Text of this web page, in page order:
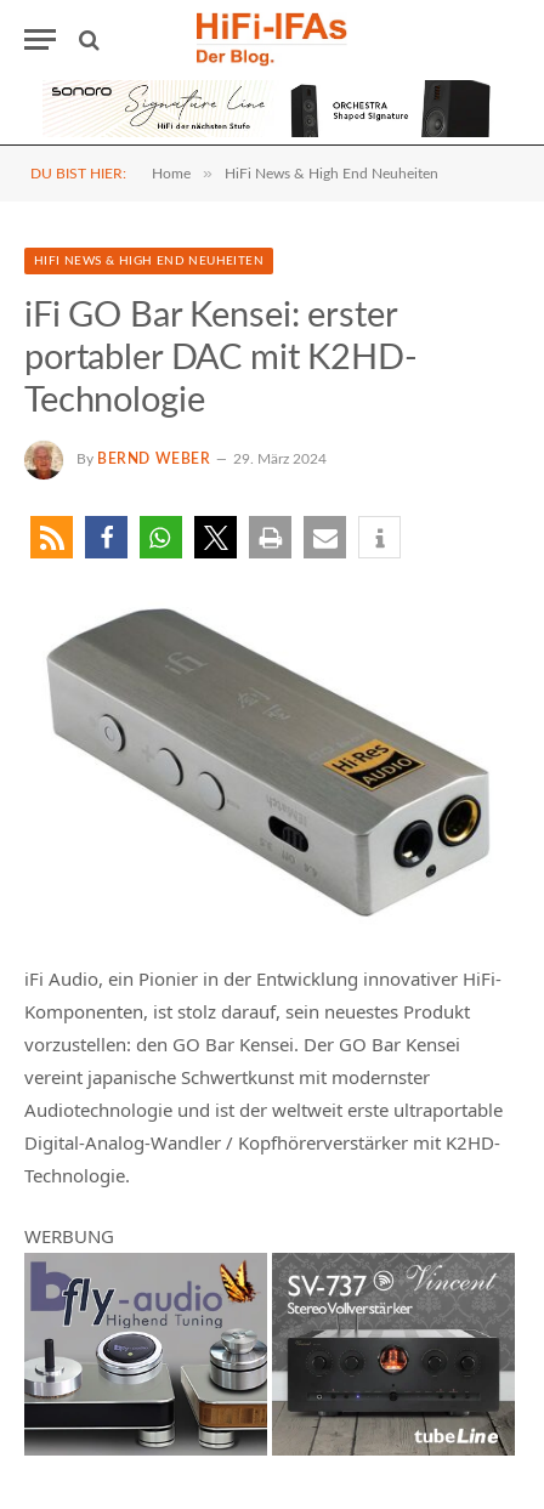
DU BIST HIER: Home » HiFi News & High End Neuheiten
HIFI NEWS & HIGH END NEUHEITEN
iFi GO Bar Kensei: erster
portabler DAC mit K2HD-
Technologie
By BERND WEBER 29. März 2024
iFi Audio, ein Pionier in der Entwicklung innovativer HiFi-
Komponenten, ist stolz darauf, sein neuestes Produkt
vorzustellen: den GO Bar Kensei. Der GO Bar Kensei
vereint japanische Schwertkunst mit modernster
Audiotechnologie und ist der weltweit erste ultraportable
Digital-Analog-Wandler / Kopfhörerverstärker mit K2HD-
Technologie.
WERBUNG